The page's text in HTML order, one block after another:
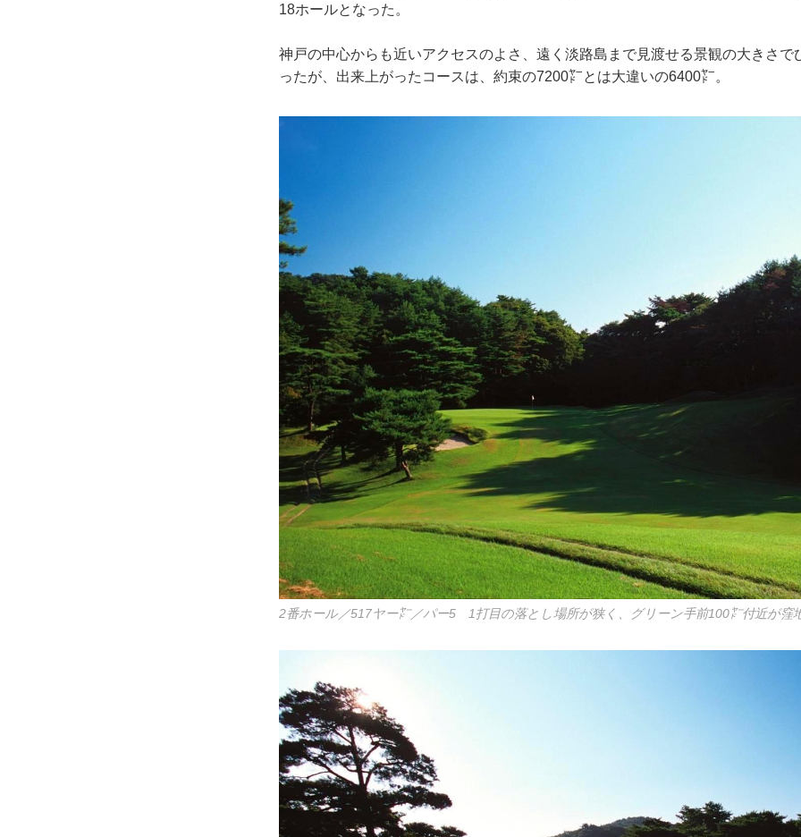
18ホールとなった。
神戸の中心からも近いアクセスのよさ、遠く淡路島まで見渡せる景観の大きさで
ったが、出来上がったコースは、約束の7200㍎とは大違いの6400㍎。
2番ホール／517ヤー㍎／パー5 1打目の落とし場所が狭く、グリーン手前100㍎付近が窪